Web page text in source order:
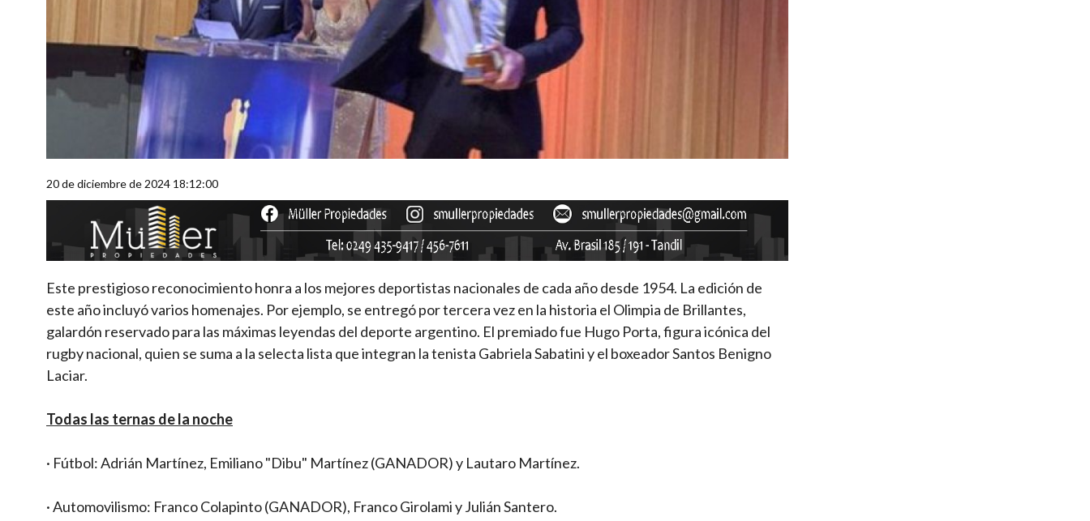
20 de diciembre de 2024 18:12:00
Este prestigioso reconocimiento honra a los mejores deportistas nacionales de cada año desde 1954. La edición de
este año incluyó varios homenajes. Por ejemplo, se entregó por tercera vez en la historia el Olimpia de Brillantes,
galardón reservado para las máximas leyendas del deporte argentino. El premiado fue Hugo Porta, figura icónica del
rugby nacional, quien se suma a la selecta lista que integran la tenista Gabriela Sabatini y el boxeador Santos Benigno
Laciar.
Todas las ternas de la noche
· Fútbol: Adrián Martínez, Emiliano "Dibu" Martínez (GANADOR) y Lautaro Martínez.
· Automovilismo: Franco Colapinto (GANADOR), Franco Girolami y Julián Santero.